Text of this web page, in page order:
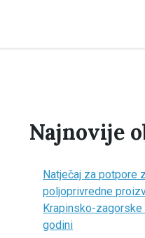
Najnovije
Natječaj za potpore
poljoprivredne
Krapinsko-zagorske
godini